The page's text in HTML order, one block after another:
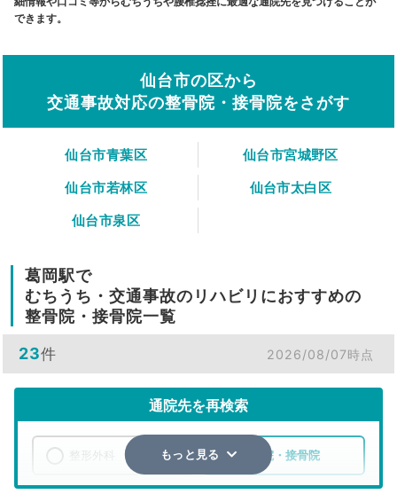
できます。
仙台市の区から
交通事故対応の整骨院・接骨院をさがす
仙台市青葉区
仙台市宮城野区
仙台市若林区
仙台市太白区
仙台市泉区
葛岡駅で
むちうち・交通事故のリハビリにおすすめの
整骨院・接骨院一覧
23件 2026/08/07時点
通院先を再検索
整骨院・接骨院
もっと見る